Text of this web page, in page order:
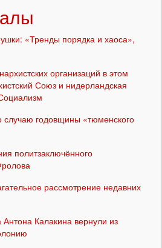
«Тренды порядка и хаоса»,
организаций в этом
Союз и нидерландская
случаю годовщины «тюменского
политзаключённого
рассмотрение недавних
Калакина вернули из